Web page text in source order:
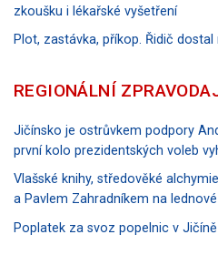
zkoušku i lékařské vyšetření
Plot, zastávka, příkop. Řidič
REGIONÁLNÍ
Jičínsko je ostrůvkem podpory
první kolo prezidentských voleb
Vlašské knihy, středověké
a Pavlem Zahradníkem na
Poplatek za svoz popelnic v